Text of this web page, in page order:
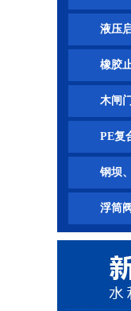
液压
橡胶
木闸
PE复
钢坝
浮筒阀